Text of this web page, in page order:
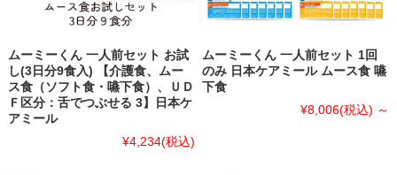
ムーミーくん 一人前セット お試
し(3日分9食入) 【介護食、ムー
ス食（ソフト食・嚥下食）、ＵＤ
Ｆ区分：舌でつぶせる 3】日本ケ
アミール
¥4,234(税込)
ムーミーくん 一人前セット 1回
のみ 日本ケアミール ムース食 嚥
下食
¥8,006(税込) ～